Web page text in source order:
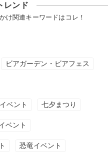
レンド
け関連キーワードはコレ！
ビアガーデン・ビアフェス
ベント 七夕まつり
ベント
恐竜イベント